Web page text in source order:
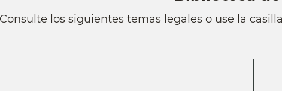
Consulte los siguientes temas legales o use la